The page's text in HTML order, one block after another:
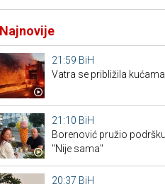
Najnovije
21:59 BiH
Vatra se približila
21:10 BiH
Borenović pružio
"Nije sama"
20:37 BiH